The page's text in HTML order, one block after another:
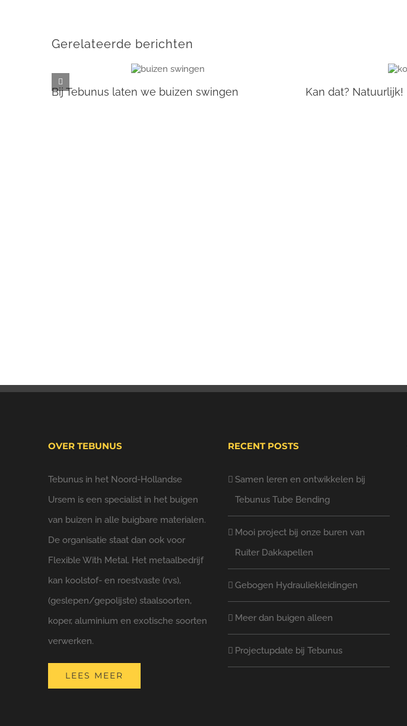
Gerelateerde berichten
Bij Tebunus laten we buizen swingen Kan dat? Natuurlijk!
OVER TEBUNUS
Tebunus in het Noord-Hollandse
Ursem is een specialist in het buigen
van buizen in alle buigbare materialen.
De organisatie staat dan ook voor
Flexible With Metal. Het metaalbedrijf
kan koolstof- en roestvaste (rvs),
(geslepen/gepolijste) staalsoorten,
koper, aluminium en exotische soorten
verwerken.
LEES MEER
RECENT POSTS
Samen leren en ontwikkelen bij
Tebunus Tube Bending
Mooi project bij onze buren van
Ruiter Dakkapellen
Gebogen Hydrauliekleidingen
Meer dan buigen alleen
Projectupdate bij Tebunus